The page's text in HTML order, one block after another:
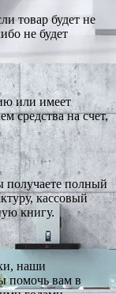
товар будет не
не будет
или имеет
средства на счет,
получаете полный
кассовый
книгу.
наши
помочь вам в